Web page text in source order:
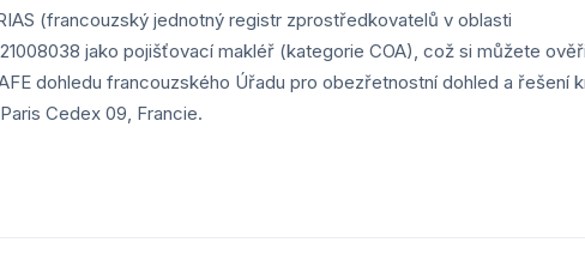
(francouzský jednotný registr zprostředkovatelů v oblasti
jako pojišťovací makléř (kategorie COA), což si můžete
dohledu francouzského Úřadu pro obezřetnostní dohled a řešení
Cedex 09, Francie.